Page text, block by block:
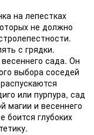
на лепестках
не должно
с грядки.
сада. Он
выбора соседей
или пурпура, сад
магии и весеннего
боится глубоких